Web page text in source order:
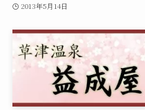
2013年5月14日